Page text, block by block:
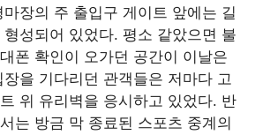
장의 주 출입구 게이트 앞에는 길
성되어 있었다. 평소 같았으면 불
폰 확인이 오가던 공간이 이날은
을 기다리던 관객들은 저마다 고
위 유리벽을 응시하고 있었다. 반
는 방금 막 종료된 스포츠 중계의